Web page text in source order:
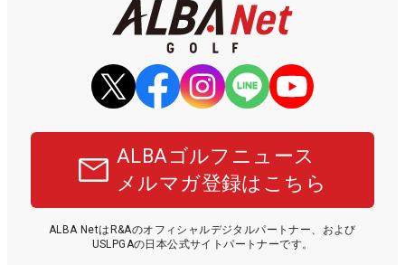
ALBAゴルフニュース
メルマガ登録はこちら
ALBA NetはR&Aのオフィシャルデジタルパートナー、および
USLPGAの日本公式サイトパートナーです。